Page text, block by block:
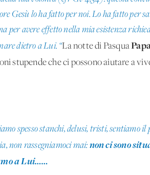
Gesù lo ha fatto per noi. Lo ha fatto per
per avere effetto nella mia esistenza
dietro a Lui. “La notte di Pasqua
stupende che ci possono aiutare a
spesso stanchi, delusi, tristi, sentiamo il
non rassegniamoci mai: non ci sono
a Lui……